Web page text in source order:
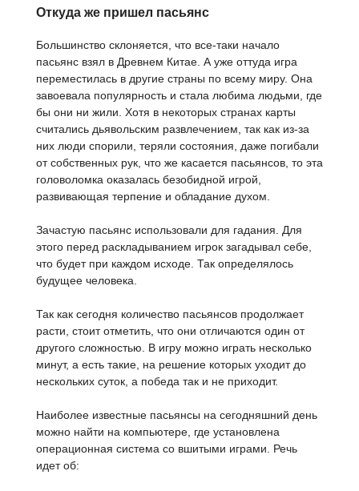
Откуда же пришел пасьянс
Большинство склоняется, что все-таки начало
пасьянс взял в Древнем Китае. А уже оттуда игра
переместилась в другие страны по всему миру. Она
завоевала популярность и стала любима людьми, где
бы они ни жили. Хотя в некоторых странах карты
считались дьявольским развлечением, так как из-за
них люди спорили, теряли состояния, даже погибали
от собственных рук, что же касается пасьянсов, то эта
головоломка оказалась безобидной игрой,
развивающая терпение и обладание духом.
Зачастую пасьянс использовали для гадания. Для
этого перед раскладыванием игрок загадывал себе,
что будет при каждом исходе. Так определялось
будущее человека.
Так как сегодня количество пасьянсов продолжает
расти, стоит отметить, что они отличаются один от
другого сложностью. В игру можно играть несколько
минут, а есть такие, на решение которых уходит до
нескольких суток, а победа так и не приходит.
Наиболее известные пасьянсы на сегодняшний день
можно найти на компьютере, где установлена
операционная система со вшитыми играми. Речь
идет об: